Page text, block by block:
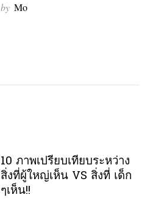
by Mo
10 ภาพเปรียบเทียบระหว่าง
สิ่งที่ผู้ใหญ่เห็น VS สิ่งที่ เด็ก
ๆเห็น!!